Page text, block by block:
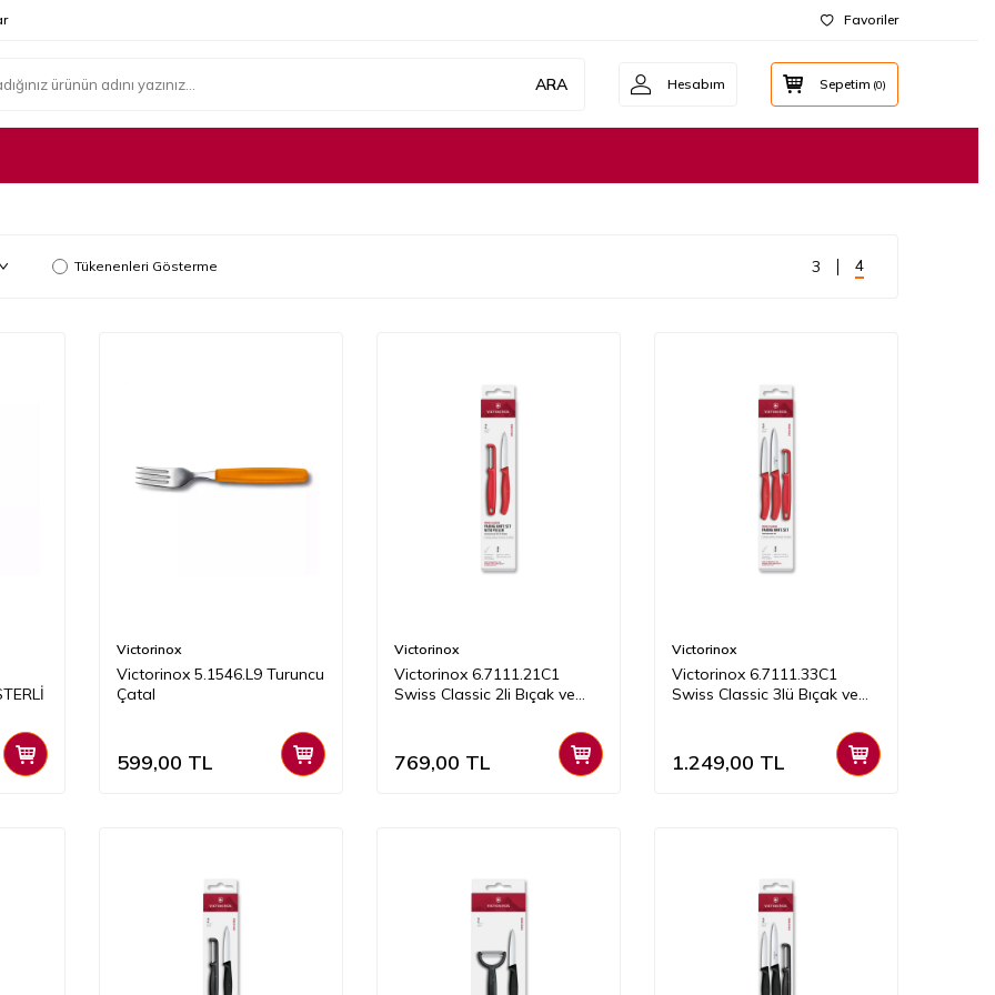
Favoriler
ARA Hesabım Sepetim (0)
Tükenenleri Gösterme 3 4
Victorinox
Victorinox 5.1546.L9 Turuncu
Çatal
599,00 TL
Victorinox
Victorinox 6.7111.21C1
Swiss Classic 2li Bıçak ve
769,00 TL
Victorinox
Victorinox 6.7111.33C1
Swiss Classic 3lü Bıçak ve
1.249,00 TL